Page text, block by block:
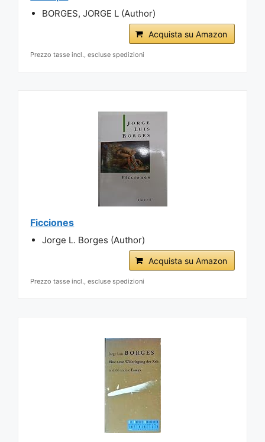
BORGES, JORGE L (Author)
Acquista su Amazon
Prezzo tasse incl., escluse spedizioni
Ficciones
Jorge L. Borges (Author)
Acquista su Amazon
Prezzo tasse incl., escluse spedizioni